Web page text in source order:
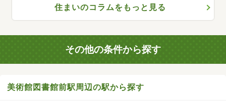
住まいのコラムをもっと見る
その他の条件から探す
美術館図書館前駅周辺の駅から探す